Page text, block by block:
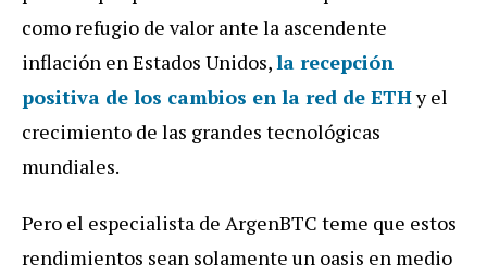
como refugio de valor ante la ascendente
inflación en Estados Unidos,la recepción
positiva de los cambios en la red de ETHy el
crecimiento de las grandes tecnológicas
mundiales.
Pero el especialista de ArgenBTC teme que estos
rendimientos sean solamente un oasis en medio